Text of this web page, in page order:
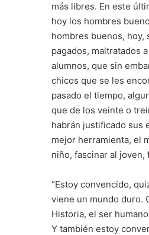
más libres. En este
hoy los hombres
hombres buenos, hoy,
pagados, maltratados
alumnos, que sin
chicos que se les
pasado el tiempo,
que de los veinte o
habrán justificado sus
mejor herramienta, el
niño, fascinar al joven,
“Estoy convencido,
viene un mundo duro.
Historia, el ser
Y también estoy